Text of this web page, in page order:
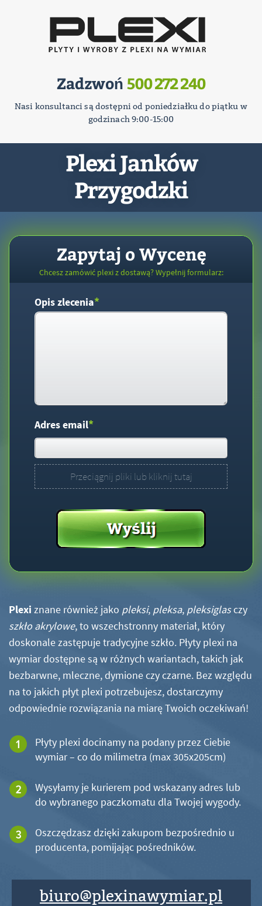
Zadzwoń 500 272 240
Nasi konsultanci są dostępni od poniedziałku do piątku w
godzinach 9:00-15:00
Plexi Janków
Przygodzki
Zapytaj o Wycenę
Chcesz zamówić plexi z dostawą? Wypełnij formularz:
Opis zlecenia*
Adres email*
Przeciągnij pliki lub kliknij tutaj
Plexi znane również jako pleksi, pleksa, pleksiglasczy
szkło akrylowe, to wszechstronny materiał, który
doskonale zastępuje tradycyjne szkło. Płyty plexi na
wymiar dostępne są w różnych wariantach, takich jak
bezbarwne, mleczne, dymione czy czarne. Bez względu
na to jakich płyt plexi potrzebujesz, dostarczymy
odpowiednie rozwiązania na miarę Twoich oczekiwań!
Płyty plexi docinamy na podany przez Ciebie
wymiar – co do milimetra (max 305x205cm)
Wysyłamy je kurierem pod wskazany adres lub
do wybranego paczkomatu dla Twojej wygody.
Oszczędzasz dzięki zakupom bezpośrednio u
producenta, pomijając pośredników.
biuro@plexinawymiar.pl